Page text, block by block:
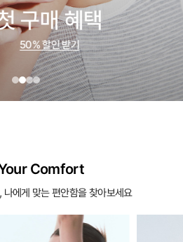
매 혜택
할인 받기
Comfort
에게 맞는 편안함을 찾아보세요